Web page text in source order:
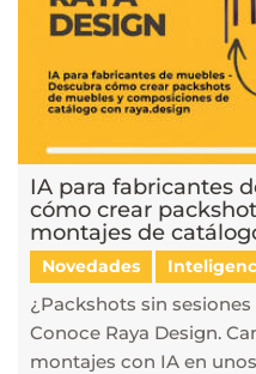
IA para fabricantes
cómo crear
montajes de
Novedades
¿Packshots sin
Conoce Raya Design.
montajes con IA en